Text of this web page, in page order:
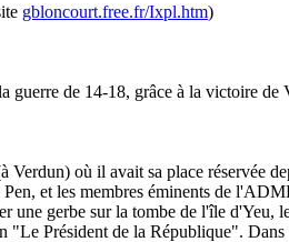
gbloncourt.free.fr/Ixpl.htm)
guerre de 14-18, grâce à la victoire de
Verdun) où il avait sa place réservée
et les membres éminents de
gerbe sur la tombe de l'île d'Yeu,
"Le Président de la République".